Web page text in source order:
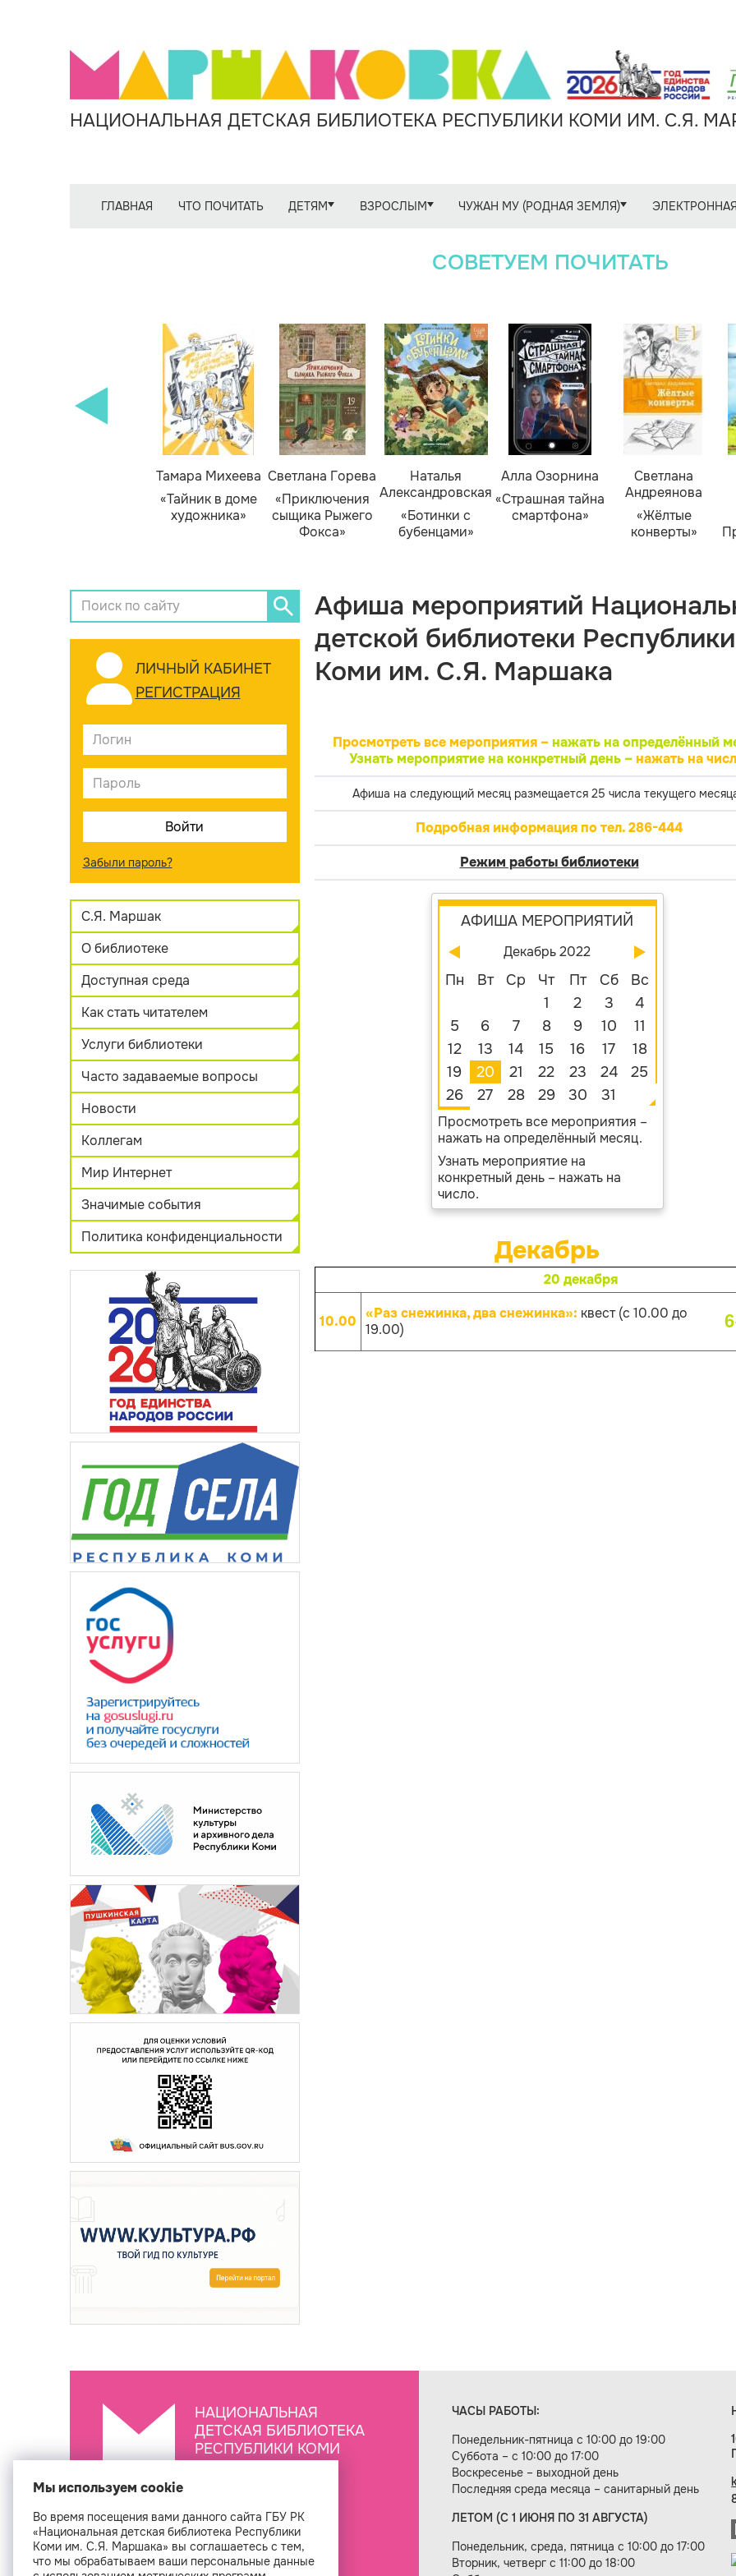
НАЦИОНАЛЬНАЯ ДЕТСКАЯ БИБЛИОТЕКА РЕСПУБЛИКИ КОМИ ИМ. С.Я.
ГЛАВНАЯ ЧТО ПОЧИТАТЬ ДЕТЯМ ВЗРОСЛЫМ ЧУЖАН МУ (РОДНАЯ ЗЕМЛЯ)
СОВЕТУЕМ ПОЧИТАТЬ
Тамара Михеева
«Тайник в доме
художника»
Светлана Горева
«Приключения
сыщика Рыжего
Фокса»
Наталья
Александровская
«Ботинки с
бубенцами»
Алла Озорнина
«Страшная тайна
смартфона»
Светлана
Андреянова
«Жёлтые
конверты»
ЛИЧНЫЙ КАБИНЕТ
РЕГИСТРАЦИЯ
Забыли пароль?
С.Я. Маршак
О библиотеке
Доступная среда
Как стать читателем
Услуги библиотеки
Часто задаваемые вопросы
Новости
Коллегам
Мир Интернет
Значимые события
Политика конфиденциальности
Афиша мероприятий
детской библиотеки Республики
Коми им. С.Я. Маршака
Просмотреть все мероприятия – нажать на определённый
Узнать мероприятие на конкретный день –нажать на
Афиша на следующий месяц размещается 25 числа текущего
Подробная информация по тел. 286-444
Режим работы библиотеки
АФИША МЕРОПРИЯТИЙ
Декабрь 2022
Пн Вт Ср Чт Пт Сб
Вс
1
2 3
4
5
6 7 8 9 10
11
12
13 14 15 16 17
18
19
20 21 22 23 24
25
26
27 28 29 30 31
Просмотреть все мероприятия –
нажать на определённый месяц.
Узнать мероприятие на
конкретный день – нажать на
число.
Декабрь
20 декабря
10.00 «Раз снежинка, два снежинка»: квест (с 10.00 до
19.00)
НАЦИОНАЛЬНАЯ
ДЕТСКАЯ БИБЛИОТЕКА
РЕСПУБЛИКИ КОМИ
ЧАСЫ РАБОТЫ:
Понедельник-пятница с 10:00 до 19:00
Суббота – с 10:00 до 17:00
Воскресенье – выходной день
Последняя среда месяца – санитарный день
ЛЕТОМ (С 1 ИЮНЯ ПО 31 АВГУСТА)
Понедельник, среда, пятница с 10:00 до 17:00
Вторник, четверг с 11:00 до 18:00
Создание сайта — веб-студия «Цифровой век»
Мы используем cookie
Во время посещения вами данного сайта ГБУ РК
«Национальная детская библиотека Республики
Коми им. С.Я. Маршака» вы соглашаетесь с тем,
что мы обрабатываем ваши персональные данные